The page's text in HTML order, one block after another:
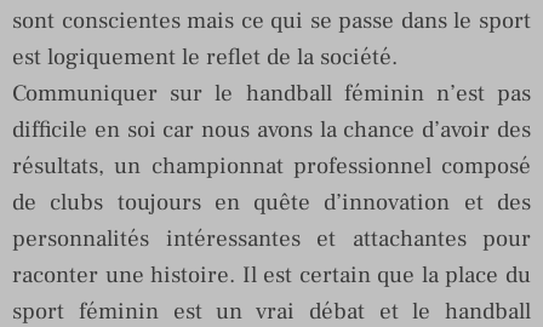
sont conscientes mais ce qui se passe dans le sport
est logiquement le reflet de la société.
Communiquer sur le handball féminin n’est pas
difficile en soi car nous avons la chance d’avoir des
résultats, un championnat professionnel composé
de clubs toujours en quête d’innovation et des
personnalités intéressantes et attachantes pour
raconter une histoire. Il est certain que la place du
sport féminin est un vrai débat et le handball